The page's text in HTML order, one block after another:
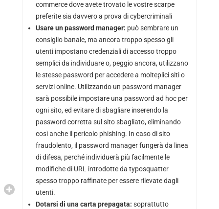
commerce dove avete trovato le vostre scarpe
preferite sia davvero a prova di cybercriminali
Usare un password manager: può sembrare un
consiglio banale, ma ancora troppo spesso gli
utenti impostano credenziali di accesso troppo
semplici da individuare o, peggio ancora, utilizzano
le stesse password per accedere a molteplici siti o
servizi online. Utilizzando un password manager
sarà possibile impostare una password ad hoc per
ogni sito, ed evitare di sbagliare inserendo la
password corretta sul sito sbagliato, eliminando
così anche il pericolo phishing. In caso di sito
fraudolento, il password manager fungerà da linea
di difesa, perché individuerà più facilmente le
modifiche di URL introdotte da typosquatter
spesso troppo raffinate per essere rilevate dagli
utenti.
Dotarsi di una carta prepagata: soprattutto